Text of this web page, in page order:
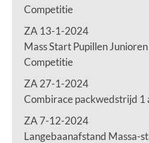
Competitie
ZA 13-1-2024
Mass Start Pupillen
Competitie
ZA 27-1-2024
Combirace packwedstrijd 1
ZA 7-12-2024
Langebaanafstand Massa-